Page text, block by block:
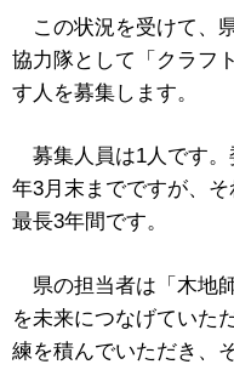
この状況を受けて、
協力隊として「クラフ
す人を募集します。
募集人員は1人です。
年3月末までですが、そ
最長3年間です。
県の担当者は「 木地
を未来につなげていた
練を積んでいただき、